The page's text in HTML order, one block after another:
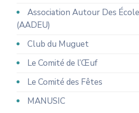
Association Autour Des
(AADEU)
Club du Muguet
Le Comité de l’Œuf
Le Comité des Fêtes
MANUSIC